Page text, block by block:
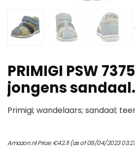
PRIMIGI PSW
jongens sandaal.
Primigi; wandelaars; sandaal;
Amazon.nl Price:€42.11(as of 08/04/2023